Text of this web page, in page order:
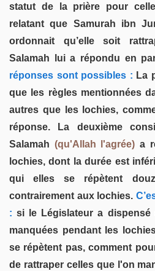
statut de la prière pour
relatant que Samurah ibn
ordonnait qu’elle soit
Salamah lui a répondu en
réponses sont possibles : La
que les règles mentionnées
autres que les lochies,
réponse. La deuxième
Salamah (qu'Allah l'agrée) a
lochies, dont la durée est
qui elles se répètent
contrairement aux lochies.
: si le Législateur a dispensé
manquées pendant les
se répètent pas, comment
de rattraper celles que l'on